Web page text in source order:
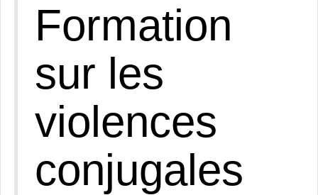
Formation
sur les
violences
conjugales